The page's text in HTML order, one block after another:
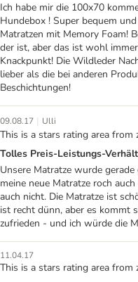
Ich habe mir die 100x70
Hundebox ! Super bequem
Matratzen mit Memory Foam!
der ist, aber das ist wohl
Knackpunkt! Die Wildleder
lieber als die bei anderen
Beschichtungen!
09.08.17 | Ulli
This is a stars rating area from
Tolles Preis-Leistungs-
Unsere Matratze wurde
meine neue Matratze roch
auch nicht. Die Matratze ist
ist recht dünn, aber es kommt
zufrieden - und ich würde die
11.04.17
This is a stars rating area from